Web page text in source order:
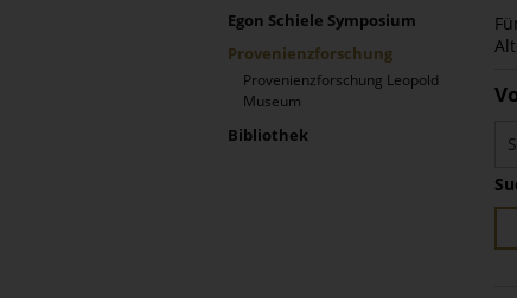
Egon Schiele Symposium
Provenienzforschung
Provenienzforschung Leopold
Museum
Bibliothek